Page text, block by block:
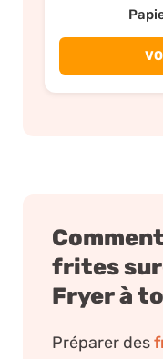
frites
Fryer à
Préparer des